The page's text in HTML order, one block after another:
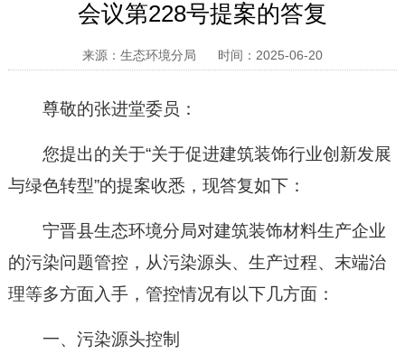
会议第228号提案的答复
来源：生态环境分局 时间：2025-06-20
尊敬的张进堂委员：
您提出的关于“关于促进建筑装饰行业创新发展
与绿色转型”的提案收悉，现答复如下：
宁晋县生态环境分局对建筑装饰材料生产企业
的污染问题管控，从污染源头、生产过程、末端治
理等多方面入手，管控情况有以下几方面：
一、污染源头控制